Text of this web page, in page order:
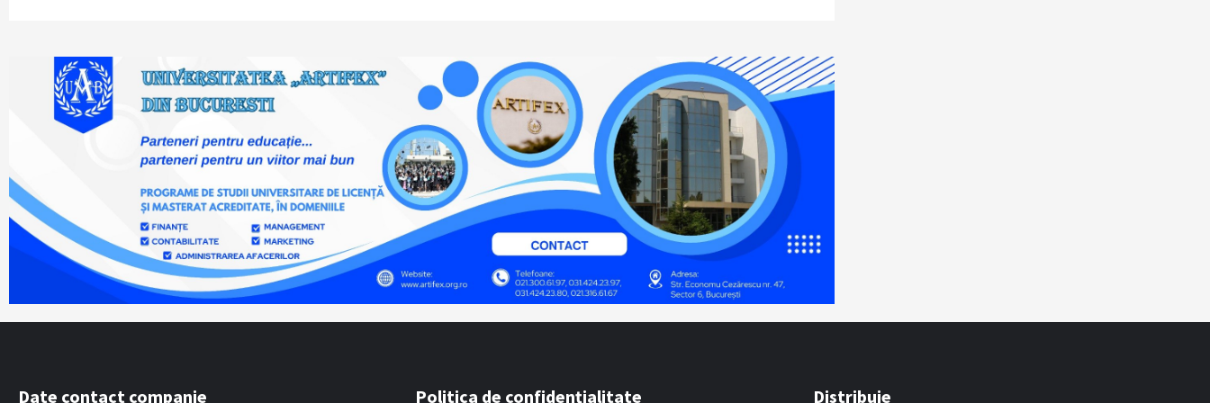
Date contact companie Politica de confidențialitate Distribuie